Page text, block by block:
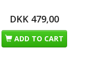
DKK 479,00
ADD TO CART